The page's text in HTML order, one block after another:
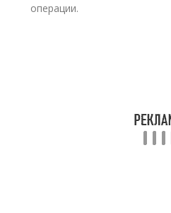
операции.